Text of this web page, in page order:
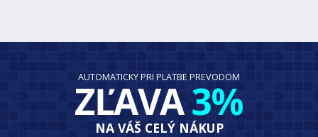
AUTOMATICKY PRI PLATBE PREVODOM
ZĽAVA3%
NA VÁŠ CELÝ NÁKUP